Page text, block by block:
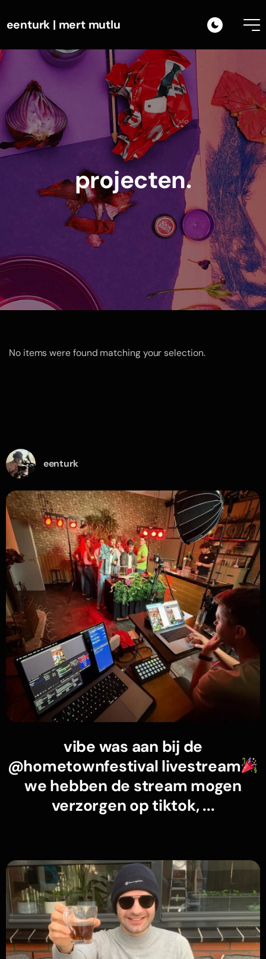
eenturk | mert mutlu
projecten.
No items were found matching your selection.
eenturk
vibe was aan bij de
@hometownfestival livestream
we hebben de stream mogen
verzorgen op tiktok, ...